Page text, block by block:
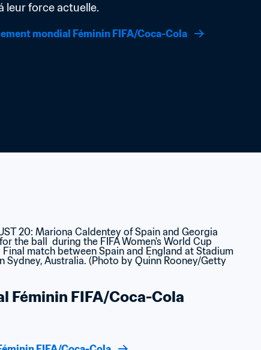
leur force actuelle.
mondial Féminin FIFA/Coca-Cola
Féminin FIFA/Coca-Cola